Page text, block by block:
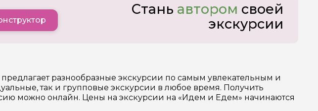
Стань автором своей
экскурсии
разнообразные экскурсии по самым увлекательным и
так и групповые экскурсии в любое время. Получить
можно онлайн. Цены на экскурсии на «Идем и Едем» начинаются